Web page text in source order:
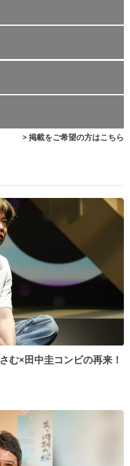
> 掲載をご希望の方はこちら
む×田中圭コンビの再来！